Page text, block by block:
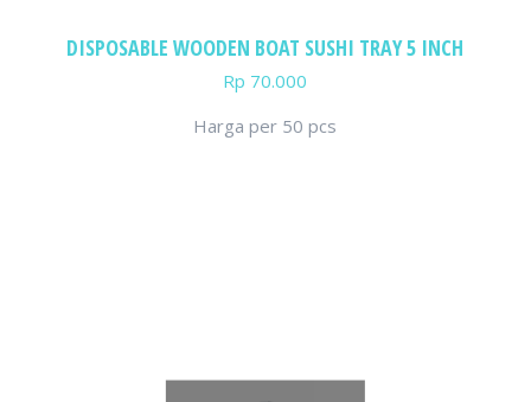
DISPOSABLE WOODEN BOAT SUSHI TRAY 5 INCH
Rp 70.000
Harga per 50 pcs